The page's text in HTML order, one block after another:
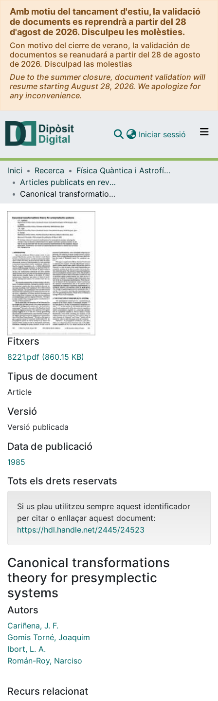
Amb motiu del tancament d'estiu, la validació
de documents es reprendrà a partir del 28
d'agost de 2026. Disculpeu les molèsties.
Con motivo del cierre de verano, la validación de
documentos se reanudará a partir del 28 de agosto
de 2026. Disculpad las molestias
Due to the summer closure, document validation will
resume starting August 28, 2026. We apologize for
any inconvenience.
Navega per tot el DD
Com publicar
Iniciar sessió (current)
Inici Recerca
Física Quàntica i Astrofísica
Articles publicats en revistes (Física Quàntica i Astrofísica)
Canonical transformations theory for presymplectic systems
Fitxers
8221.pdf (860.15 KB)
Tipus de document
Article
Versió
Versió publicada
Data de publicació
1985
Tots els drets reservats
Si us plau utilitzeu sempre aquest identificador
per citar o enllaçar aquest document:
https://hdl.handle.net/2445/24523
Canonical transformations
theory for presymplectic
systems
Autors
Cariñena, J. F.
Gomis Torné, Joaquim
Ibort, L. A.
Román-Roy, Narciso
Recurs relacionat